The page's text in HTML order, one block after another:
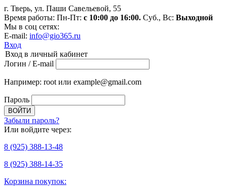
г. Тверь, ул. Паши Савельевой, 55
Время работы: Пн-Пт: с 10:00 до 16:00. Суб., Вс: Выходной
Мы в соц сетях:
E-mail: info@gio365.ru
Вход
Вход в личный кабинет
Логин / E-mail
Например: root или example@gmail.com
Пароль
Забыли пароль?
Или войдите через:
8 (925) 388-13-48
8 (925) 388-14-35
Корзина покупок: